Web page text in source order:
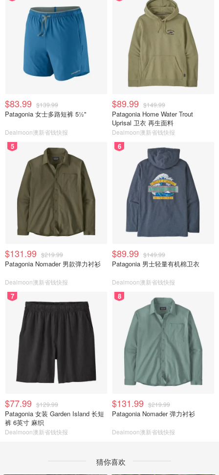
$83.99 $139.99
Patagonia 女士多路短裤 5½"
Dealmoon澳新省钱快报
$89.99 $149.99
Patagonia Home Water Trout
Uprisal 卫衣 再生面料
Dealmoon澳新省钱快报
5
$131.99 $219.99
Patagonia Nomader 男款弹力衬衫
Dealmoon澳新省钱快报
6
$89.99 $149.99
Patagonia 男士轻量有机棉卫衣
Dealmoon澳新省钱快报
7
$77.99 $129.99
Patagonia 女装 Garden Island 长短
裤 6英寸 麻织
Dealmoon澳新省钱快报
8
$131.99 $219.99
Patagonia Nomader 弹力衬衫
Dealmoon澳新省钱快报
猜你喜欢